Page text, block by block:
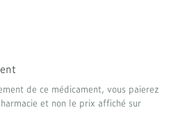
de ce médicament, vous paierez
et non le prix affiché sur